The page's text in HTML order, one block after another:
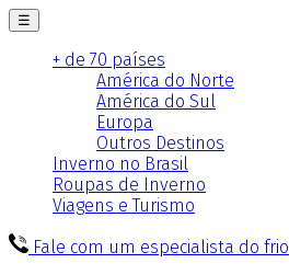
☰
+ de 70 países
América do Norte
América do Sul
Europa
Outros Destinos
Inverno no Brasil
Roupas de Inverno
Viagens e Turismo
Fale com um especialista do frio